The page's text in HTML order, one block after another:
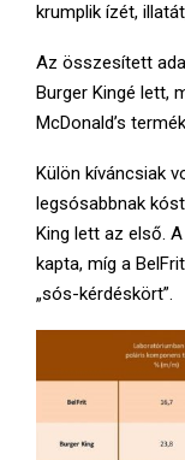
krumplik ízét,
Az összesített
Burger Kingé lett,
McDonald’s
Külön kíváncsiak
legsósabbnak
King lett az első.
kapta, míg a
„sós-kérdéskört”.